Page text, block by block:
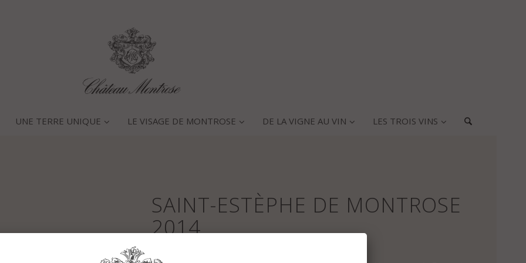
UNE TERRE UNIQUE LE VISAGE DE MONTROSE DE LA VIGNE AU VIN LES TROIS VINS
SAINT-ESTÈPHE DE MONTROSE
2014